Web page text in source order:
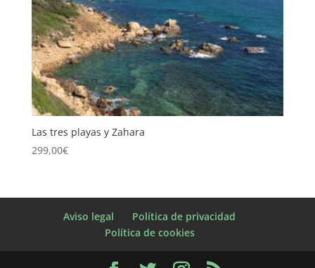
Las tres playas y Zahara
299,00€
Aviso legal
Política de privacidad
Política de cookies